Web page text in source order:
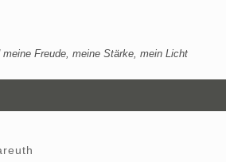
Freude, meine Stärke, mein Licht